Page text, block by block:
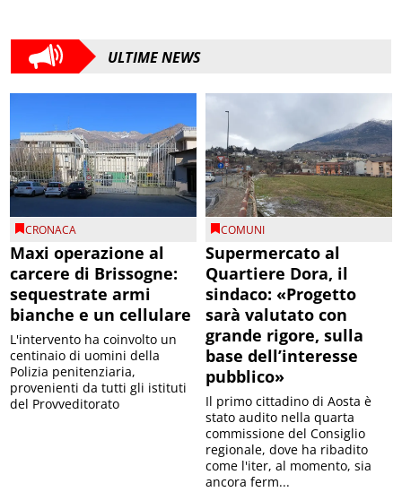
ULTIME NEWS
CRONACA
Maxi operazione al
carcere di Brissogne:
sequestrate armi
bianche e un cellulare
L'intervento ha coinvolto un
centinaio di uomini della
Polizia penitenziaria,
provenienti da tutti gli istituti
del Provveditorato
COMUNI
Supermercato al
Quartiere Dora, il
sindaco: «Progetto
sarà valutato con
grande rigore, sulla
base dell’interesse
pubblico»
Il primo cittadino di Aosta è
stato audito nella quarta
commissione del Consiglio
regionale, dove ha ribadito
come l'iter, al momento, sia
ancora ferm...